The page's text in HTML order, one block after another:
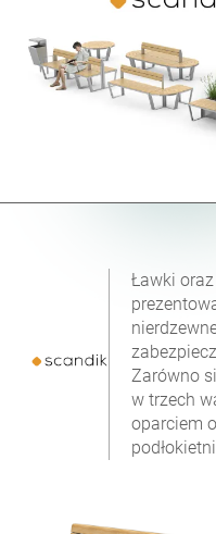
Ławki
Zarówno
w trzech
oparciem